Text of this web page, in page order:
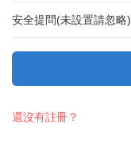
安全提問(未設置請忽略)
還沒有註冊？